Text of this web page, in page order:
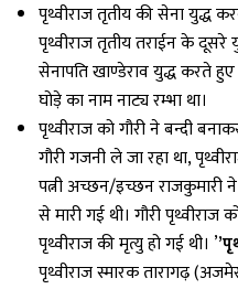
पृथ्वीराज तृतीय की सेना युद्ध
पृथ्वीराज तृतीय तराईन के दूसरे
सेनापति खाण्डेराव युद्ध करते
घोड़े का नाम नाट्य रम्भा था।
पृथ्वीराज को गौरी ने बन्दी
गौरी गजनी ले जा रहा था,
पत्नी अच्छन/इच्छन
से मारी गई थी। गौरी
पृथ्वीराज की मृत्यु हो गई थी। ’
पृथ्वीराज स्मारक तारागढ़